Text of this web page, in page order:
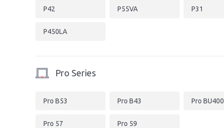
P42 P55VA P31
P450LA
Pro Series
Pro B53 Pro B43 Pro BU400
Pro 57 Pro 59